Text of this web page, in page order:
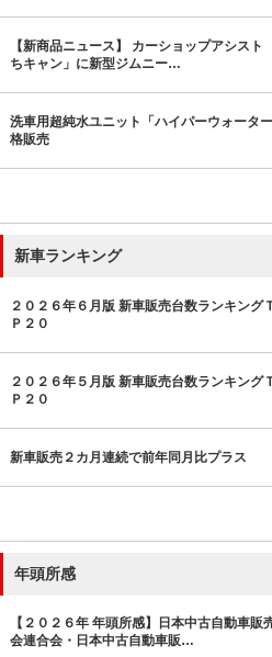
【新商品ニュース】 カーショップアシスト
ちキャン」に新型ジムニー…
洗車用超純水ユニット「ハイパーウォータ
格販売
新車ランキング
２０２６年６月版 新車販売台数ランキング
Ｐ２０
２０２６年５月版 新車販売台数ランキング
Ｐ２０
新車販売２カ月連続で前年同月比プラス
年頭所感
【２０２６年 年頭所感】日本中古自動車販
会連合会・日本中古自動車販…